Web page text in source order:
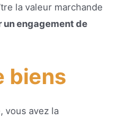
la valeur marchande
un engagement de
biens
vous avez la